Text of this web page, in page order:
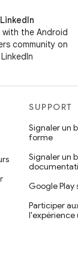
LinkedIn
the Android
community on
LinkedIn
SUPPORT
Signaler un
forme
Signaler un
Google Play
Participer
l'expérience